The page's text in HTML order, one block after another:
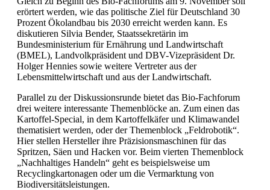
erörtert werden, wie das politische Ziel für Deutschland 30
Prozent Ökolandbau bis 2030 erreicht werden kann. Es
diskutieren Silvia Bender, Staatssekretärin im
Bundesministerium für Ernährung und Landwirtschaft
(BMEL), Landvolkpräsident und DBV-Vizepräsident Dr.
Holger Hennies sowie weitere Vertreter aus der
Lebensmittelwirtschaft und aus der Landwirtschaft.
Parallel zu der Diskussionsrunde bietet das Bio-Fachforum
drei weitere interessante Themenblöcke an. Zum einen das
Kartoffel-Special, in dem Kartoffelkäfer und Klimawandel
thematisiert werden, oder der Themenblock „Feldrobotik“.
Hier stellen Hersteller ihre Präzisionsmaschinen für das
Spritzen, Säen und Hacken vor. Beim vierten Themenblock
„Nachhaltiges Handeln“ geht es beispielsweise um
Recyclingkartonagen oder um die Vermarktung von
Biodiversitätsleistungen.